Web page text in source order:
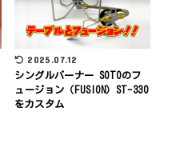
2025.07.12
シングルバーナー SOTOのフ
ュージョン（FUSION）ST-330
をカスタム